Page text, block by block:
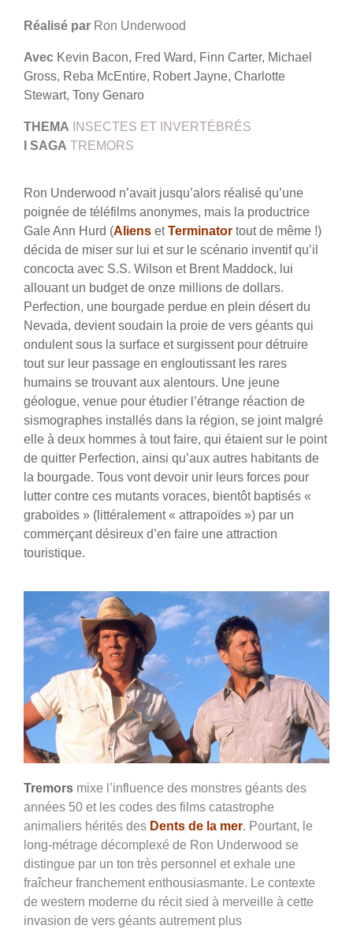
Réalisé par Ron Underwood
Avec Kevin Bacon, Fred Ward, Finn Carter, Michael
Gross, Reba McEntire, Robert Jayne, Charlotte
Stewart, Tony Genaro
THEMA
INSECTES ET INVERTÉBRÉS
SAGA TREMORS
Ron Underwood n’avait jusqu’alors réalisé qu’une
poignée de téléfilms anonymes, mais la productrice
Gale Ann Hurd (Aliens etTerminator tout de même !)
décida de miser sur lui et sur le scénario inventif qu’il
concocta avec S.S. Wilson et Brent Maddock, lui
allouant un budget de onze millions de dollars.
Perfection, une bourgade perdue en plein désert du
Nevada, devient soudain la proie de vers géants qui
ondulent sous la surface et surgissent pour détruire
tout sur leur passage en engloutissant les rares
humains se trouvant aux alentours. Une jeune
géologue, venue pour étudier l’étrange réaction de
sismographes installés dans la région, se joint malgré
elle à deux hommes à tout faire, qui étaient sur le point
de quitter Perfection, ainsi qu’aux autres habitants de
la bourgade. Tous vont devoir unir leurs forces pour
lutter contre ces mutants voraces, bientôt baptisés «
graboïdes » (littéralement « attrapoïdes ») par un
commerçant désireux d’en faire une attraction
touristique.
Tremors mixe l’influence des monstres géants des
années 50 et les codes des films catastrophe
animaliers hérités des Dents de la mer. Pourtant, le
long-métrage décomplexé de Ron Underwood se
distingue par un ton très personnel et exhale une
fraîcheur franchement enthousiasmante. Le contexte
de western moderne du récit sied à merveille à cette
invasion de vers géants autrement plus